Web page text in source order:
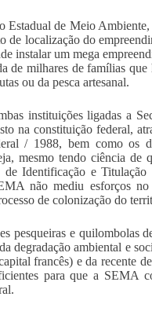
de Meio
de localização do
instalar um mega
milhares de famílias que
ou da pesca artesanal.
instituições ligadas a
na constituição federal,
/ 1988, bem como os
mesmo tendo ciência
Identificação e
não mediu esforços
de colonização do
pesqueiras e quilombolas
degradação ambiental e
francês) e da recente
para que a SEMA